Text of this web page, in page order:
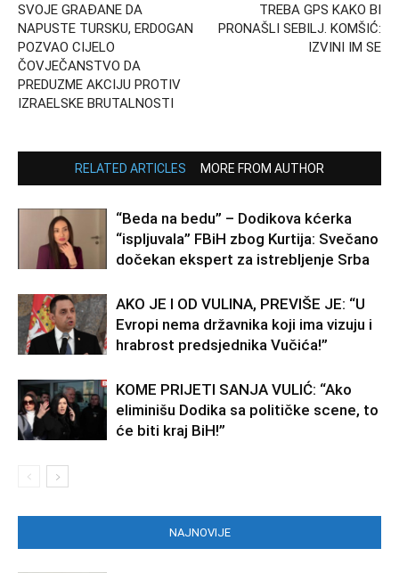
SVOJE GRAĐANE DA
NAPUSTE TURSKU, ERDOGAN
POZVAO CIJELO
ČOVJEČANSTVO DA
PREDUZME AKCIJU PROTIV
IZRAELSKE BRUTALNOSTI
TREBA GPS KAKO BI
PRONAŠLI SEBILJ. KOMŠIĆ:
IZVINI IM SE
RELATED ARTICLES MORE FROM AUTHOR
“Beda na bedu” – Dodikova kćerka
“ispljuvala” FBiH zbog Kurtija: Svečano
dočekan ekspert za istrebljenje Srba
AKO JE I OD VULINA, PREVIŠE JE: “U
Evropi nema državnika koji ima vizuju i
hrabrost predsjednika Vučića!”
KOME PRIJETI SANJA VULIĆ: “Ako
eliminišu Dodika sa političke scene, to
će biti kraj BiH!”
NAJNOVIJE